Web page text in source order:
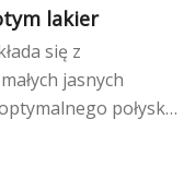
lakier
się z
jasnych
połysku
Ten niezbędny